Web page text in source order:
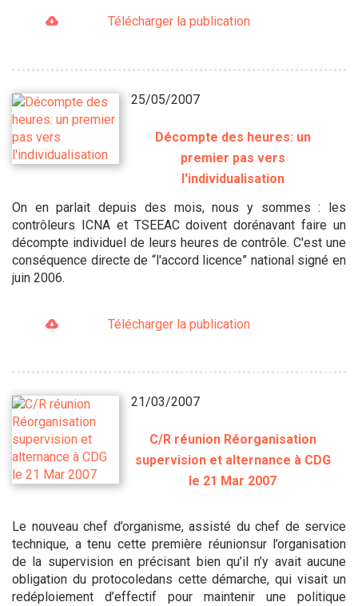
Télécharger la publication
25/05/2007
Décompte des heures: un
premier pas vers
l'individualisation
On en parlait depuis des mois, nous y sommes : les
contrôleurs ICNA et TSEEAC doivent dorénavant faire un
décompte individuel de leurs heures de contrôle. C'est une
conséquence directe de “l'accord licence” national signé en
juin 2006.
Télécharger la publication
21/03/2007
C/R réunion Réorganisation
supervision et alternance à CDG
le 21 Mar 2007
Le nouveau chef d’organisme, assisté du chef de service
technique, a tenu cette première réunionsur l’organisation
de la supervision en précisant bien qu’il n’y avait aucune
obligation du protocoledans cette démarche, qui visait un
redéploiement d’effectif pour maintenir une politique